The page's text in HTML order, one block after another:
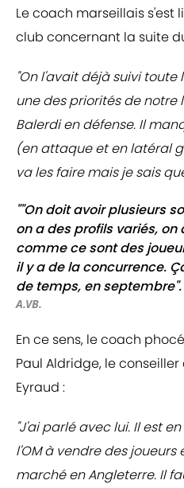
Le coach marseillais s'est
club concernant la suite
"On l'avait déjà suivi
une des priorités de
Balerdi en défense. Il
(en attaque et en latéral
va les faire mais je sais
""On doit avoir plusieurs
on a des profils variés,
comme ce sont des
il y a de la concurrence.
de temps, en
A.VB.
En ce sens, le coach
Paul Aldridge, le
Eyraud :
"J'ai parlé avec lui. Il est
l'OM à vendre des joueurs
marché en Angleterre. Il